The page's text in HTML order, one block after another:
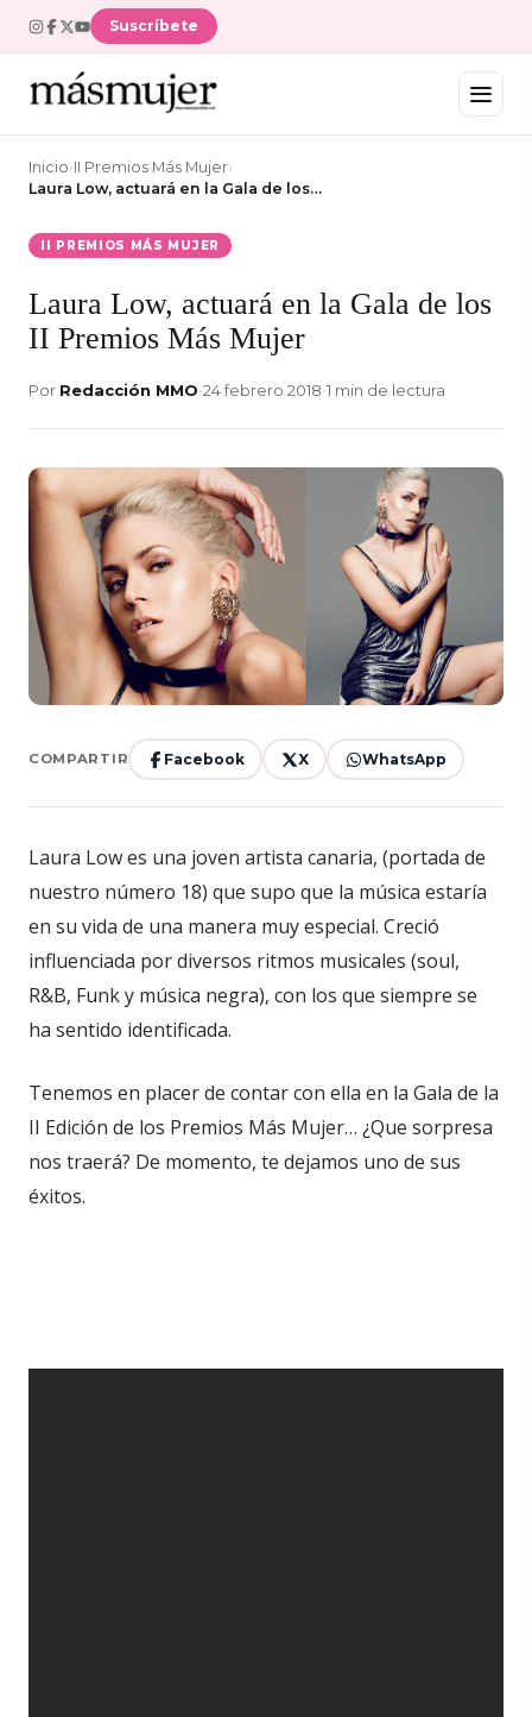
Suscríbete
Inicio›II Premios Más Mujer›
Laura Low, actuará en la Gala de los…
II PREMIOS MÁS MUJER
Laura Low, actuará en la Gala de los
II Premios Más Mujer
Por Redacción MMO•24 febrero 2018•1 min de lectura
COMPARTIR Facebook X WhatsApp
Laura Low es una joven artista canaria, (portada de
nuestro número 18) que supo que la música estaría
en su vida de una manera muy especial. Creció
influenciada por diversos ritmos musicales (soul,
R&B, Funk y música negra), con los que siempre se
ha sentido identificada.
Tenemos en placer de contar con ella en la Gala de la
II Edición de los Premios Más Mujer… ¿Que sorpresa
nos traerá? De momento, te dejamos uno de sus
éxitos.